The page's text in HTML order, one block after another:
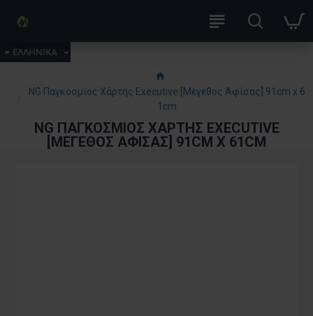
ΕΛΛΗΝΙΚΑ
NG Παγκόσμιος Χάρτης Executive [Μέγεθος Αφίσας] 91cm x 6
1cm
NG ΠΑΓΚΌΣΜΙΟΣ ΧΆΡΤΗΣ EXECUTIVE
[ΜΈΓΕΘΟΣ ΑΦΊΣΑΣ] 91CM X 61CM